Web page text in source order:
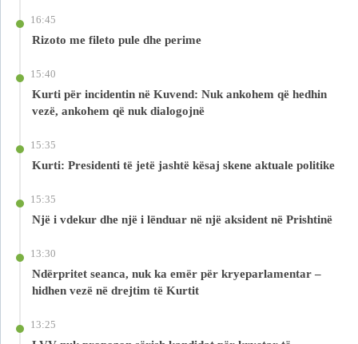
16:45
Rizoto me fileto pule dhe perime
15:40
Kurti për incidentin në Kuvend: Nuk ankohem që hedhin
vezë, ankohem që nuk dialogojnë
15:35
Kurti: Presidenti të jetë jashtë kësaj skene aktuale politike
15:35
Një i vdekur dhe një i lënduar në një aksident në Prishtinë
13:30
Ndërpritet seanca, nuk ka emër për kryeparlamentar –
hidhen vezë në drejtim të Kurtit
13:25